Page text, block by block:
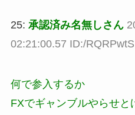
25: 承認済み名無しさん
02:21:00.57 ID:/RQRPwtS
何で参入するか
FXでギャンブルやらせと